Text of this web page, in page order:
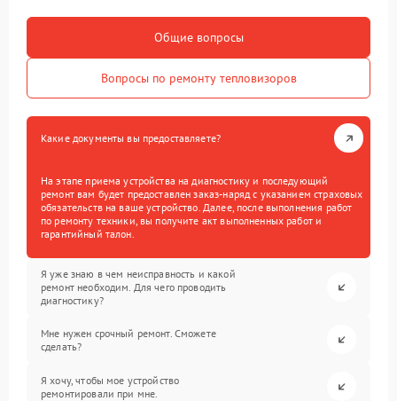
Общие вопросы
Вопросы по ремонту тепловизоров
Какие документы вы предоставляете?
На этапе приема устройства на диагностику и последующий
ремонт вам будет предоставлен заказ-наряд с указанием страховых
обязательств на ваше устройство. Далее, после выполнения работ
по ремонту техники, вы получите акт выполненных работ и
гарантийный талон.
Я уже знаю в чем неисправность и какой
ремонт необходим. Для чего проводить
диагностику?
Мне нужен срочный ремонт. Сможете
сделать?
Я хочу, чтобы мое устройство
ремонтировали при мне.